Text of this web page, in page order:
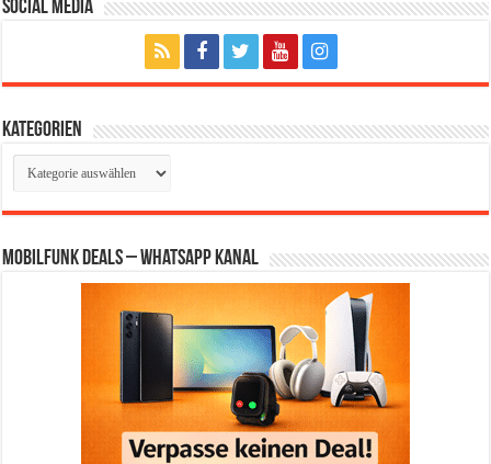
Social Media
Kategorien
Kategorien
Mobilfunk Deals – WhatsApp Kanal